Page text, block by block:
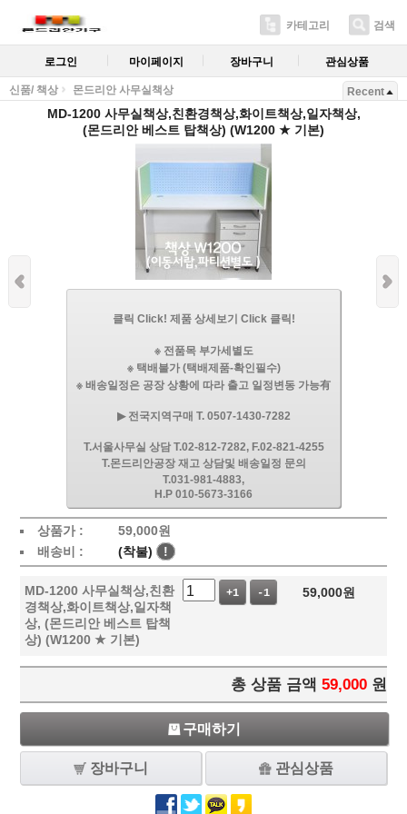
카테고리 검색
로그인 마이페이지 장바구니 관심상품
신품/ 책상 몬드리안 사무실책상 Recent
MD-1200 사무실책상,친환경책상,화이트책상,일자책상,
(몬드리안 베스트 탑책상) (W1200 ★ 기본)
클릭 Click! 제품 상세보기 Click 클릭!
※ 전품목 부가세별도
※ 택배불가 (택배제품-확인필수)
※ 배송일정은 공장 상황에 따라 출고 일정변동 가능有
▶ 전국지역구매 T. 0507-1430-7282
T.서울사무실 상담 T.02-812-7282, F.02-821-4255
T.몬드리안공장 재고 상담및 배송일정 문의
T.031-981-4883,
H.P 010-5673-3166
상품가 : 59,000원
배송비 :
(착불) !
MD-1200 사무실책상,친환
경책상,화이트책상,일자책
상, (몬드리안 베스트 탑책
상) (W1200 ★ 기본)
+1 -1 59,000원
총 상품 금액 59,000 원
구매하기
장바구니 관심상품